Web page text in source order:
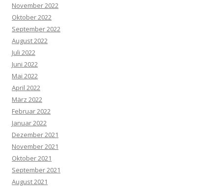
November 2022
Oktober 2022
September 2022
August 2022
Juli 2022
Juni 2022
Mai 2022
April 2022
März 2022
Februar 2022
Januar 2022
Dezember 2021
November 2021
Oktober 2021
September 2021
August 2021